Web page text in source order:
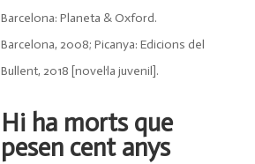
Barcelona: Planeta & Oxford.
Barcelona, 2008; Picanya: Edicions del
Bullent, 2018 [novel·la juvenil].
Hi ha morts que
pesen cent anys